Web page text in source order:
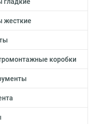
жесткие
коробки